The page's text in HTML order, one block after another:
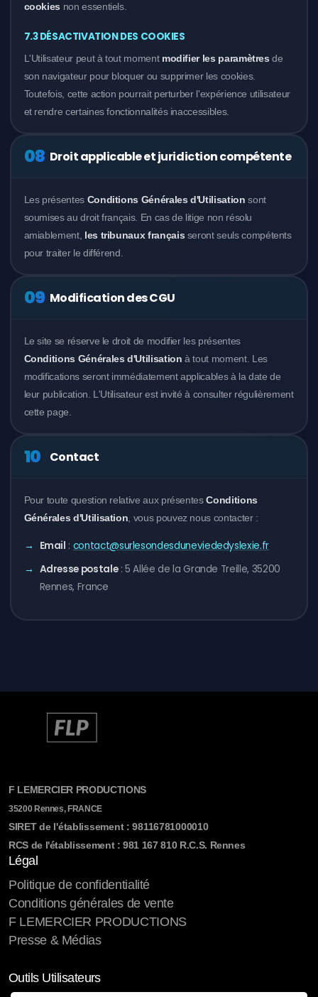
cookies non essentiels.
7.3 DÉSACTIVATION DES COOKIES
L'Utilisateur peut à tout moment modifier les paramètres de
son navigateur pour bloquer ou supprimer les cookies.
Toutefois, cette action pourrait perturber l'expérience utilisateur
et rendre certaines fonctionnalités inaccessibles.
08 Droit applicable et juridiction compétente
Les présentes Conditions Générales d'Utilisation sont
soumises au droit français. En cas de litige non résolu
amiablement, les tribunaux français seront seuls compétents
pour traiter le différend.
09 Modification des CGU
Le site se réserve le droit de modifier les présentes
Conditions Générales d'Utilisation à tout moment. Les
modifications seront immédiatement applicables à la date de
leur publication. L'Utilisateur est invité à consulter régulièrement
cette page.
10 Contact
Pour toute question relative aux présentesConditions
Générales d'Utilisation , vous pouvez nous contacter :
Email : contact@surlesondesduneviededyslexie.fr
Adresse postale: 5 Allée de la Grande Treille, 35200
Rennes, France
F LEMERCIER PRODUCTIONS
35200 Rennes, FRANCE
SIRET de l'établissement : 98116781000010
RCS de l'établissement : 981 167 810 R.C.S. Rennes
Légal
Politique de confidentialité
Conditions générales de vente
F LEMERCIER PRODUCTIONS
Presse & Médias
Outils Utilisateurs